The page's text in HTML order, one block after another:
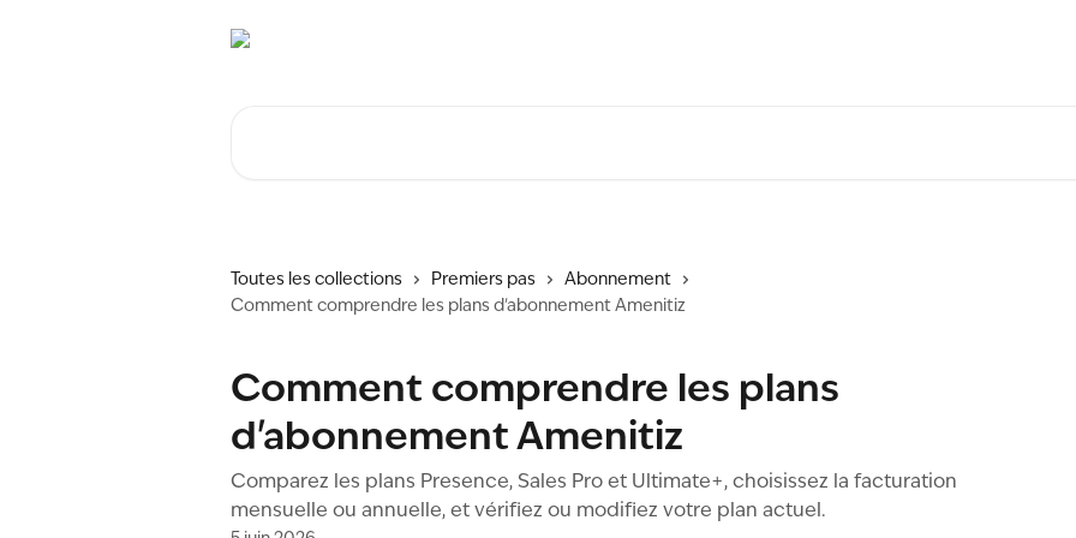
Toutes les collections Premiers pas
Abonnement
Comment comprendre les plans d'abonnement Amenitiz
Comment comprendre les plans
d'abonnement Amenitiz
Comparez les plans Presence, Sales Pro et Ultimate+, choisissez la facturation
mensuelle ou annuelle, et vérifiez ou modifiez votre plan actuel.